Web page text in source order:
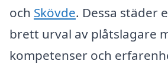
och Skövde. Dessa städer
brett urval av plåtslagare
kompetenser och